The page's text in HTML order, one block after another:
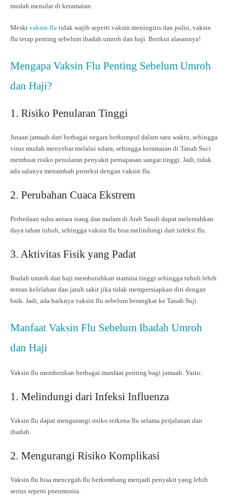
mudah menular di keramaian.
Meski vaksin flu tidak wajib seperti vaksin meningitis dan polio, vaksin
flu tetap penting sebelum ibadah umroh dan haji. Berikut alasannya!
Mengapa Vaksin Flu Penting Sebelum Umroh
dan Haji?
1. Risiko Penularan Tinggi
Jutaan jamaah dari berbagai negara berkumpul dalam satu waktu, sehingga
virus mudah menyebar melalui udara, sehingga keramaian di Tanah Suci
membuat risiko penularan penyakit pernapasan sangat tinggi. Jadi, tidak
ada salanya menambah proteksi dengan vaksin flu.
2. Perubahan Cuaca Ekstrem
Perbedaan suhu antara siang dan malam di Arab Saudi dapat melemahkan
daya tahan tubuh, sehingga vaksin flu bisa melindungi dari infeksi flu.
3. Aktivitas Fisik yang Padat
Ibadah umroh dan haji membutuhkan stamina tinggi sehingga tubuh lebih
rentan kelelahan dan jatuh sakit jika tidak mempersiapkan diri dengan
baik. Jadi, ada baiknya vaksin flu sebelum berangkat ke Tanah Suji.
Manfaat Vaksin Flu Sebelum Ibadah Umroh
dan Haji
Vaksin flu memberikan berbagai manfaat penting bagi jamaah. Yaitu:
1. Melindungi dari Infeksi Influenza
Vaksin flu dapat mengurangi risiko terkena flu selama perjalanan dan
ibadah.
2. Mengurangi Risiko Komplikasi
Vaksin flu bisa mencegah flu berkembang menjadi penyakit yang lebih
serius seperti pneumonia.